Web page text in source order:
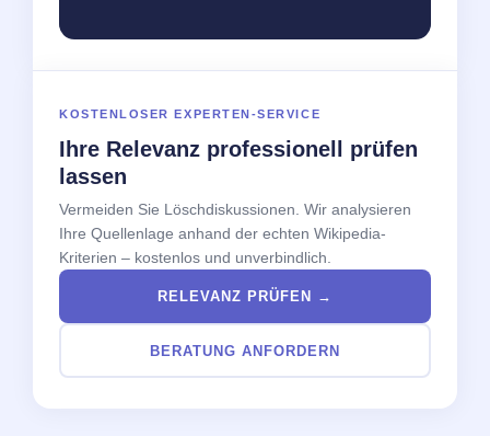
KOSTENLOSER EXPERTEN-SERVICE
Ihre Relevanz professionell prüfen
lassen
Vermeiden Sie Löschdiskussionen. Wir analysieren
Ihre Quellenlage anhand der echten Wikipedia-
Kriterien – kostenlos und unverbindlich.
RELEVANZ PRÜFEN →
BERATUNG ANFORDERN